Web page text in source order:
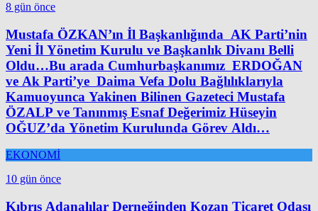
8 gün önce
Mustafa ÖZKAN’ın İl Başkanlığında AK Parti’nin
Yeni İl Yönetim Kurulu ve Başkanlık Divanı Belli
Oldu…Bu arada Cumhurbaşkanımız ERDOĞAN
ve Ak Parti’ye Daima Vefa Dolu Bağlılıklarıyla
Kamuoyunca Yakinen Bilinen Gazeteci Mustafa
ÖZALP ve Tanınmış Esnaf Değerimiz Hüseyin
OĞUZ’da Yönetim Kurulunda Görev Aldı…
EKONOMİ
10 gün önce
Kıbrıs Adanalılar Derneğinden Kozan Ticaret Odası